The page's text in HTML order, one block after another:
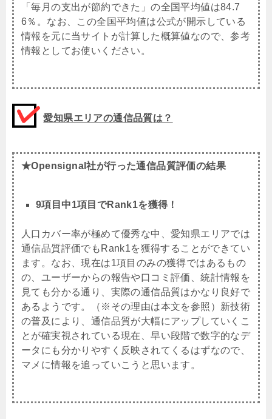
「毎月の支出が節約できた」の全国平均値は84.7
6％。なお、この全国平均値は公式が開示している
情報を元に当サイトが計算した概算値なので、参考
情報としてお使いください。
愛知県エリアの通信品質は？
★Opensignal社が行った通信品質評価の結果
9項目中1項目でRank1を獲得！
人口カバー率が極めて優秀な中、愛知県エリアでは
通信品質評価でもRank1を獲得することができてい
ます。なお、現在は1項目のみの獲得ではあるもの
の、ユーザーからの報告や口コミ評価、統計情報を
見ても分かる通り、実際の通信品質はかなり良好で
あるようです。（※その理由は本文を参照）新技術
の普及により、通信品質が大幅にアップしていくこ
とが確実視されている現在、早い段階で数字的なデ
ータにも分かりやすく反映されてくるはずなので、
マメに情報を追っていこうと思います。